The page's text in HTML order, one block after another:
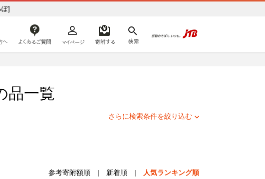
ぽ]
はじめての方へ
品一覧
さらに検索条件を絞り込む
参考寄附額順 | 新着順 | 人気ランキング順